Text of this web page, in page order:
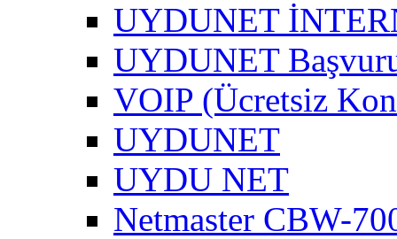
UYDUNET
UYDUNET
VOIP (Ücretsiz
UYDUNET
UYDU NET
Netmaster CBW-